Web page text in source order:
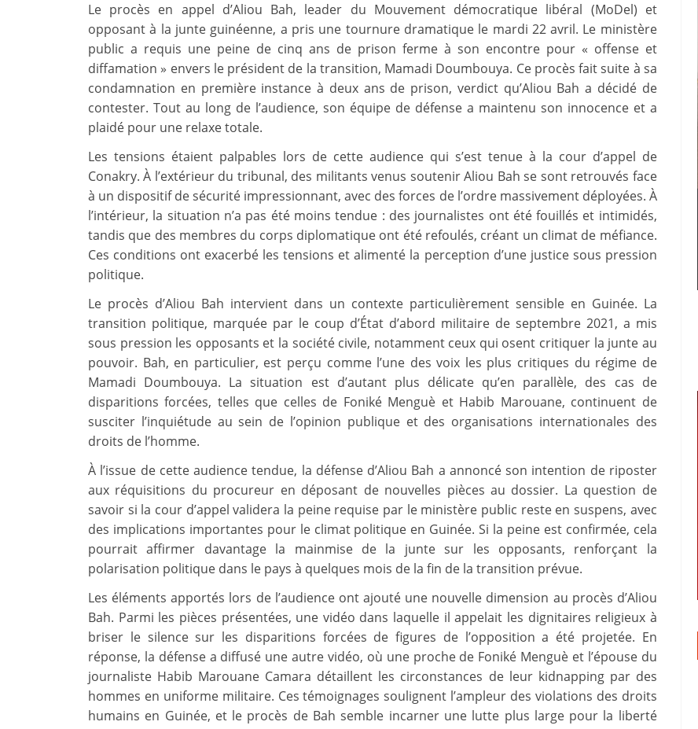
Le procès en appel d’Aliou Bah, leader du Mouvement démocratique libéral (MoDel) et
opposant à la junte guinéenne, a pris une tournure dramatique le mardi 22 avril. Le ministère
public a requis une peine de cinq ans de prison ferme à son encontre pour « offense et
diffamation » envers le président de la transition, Mamadi Doumbouya. Ce procès fait suite à sa
condamnation en première instance à deux ans de prison, verdict qu’Aliou Bah a décidé de
contester. Tout au long de l’audience, son équipe de défense a maintenu son innocence et a
plaidé pour une relaxe totale.
Les tensions étaient palpables lors de cette audience qui s’est tenue à la cour d’appel de
Conakry. À l’extérieur du tribunal, des militants venus soutenir Aliou Bah se sont retrouvés face
à un dispositif de sécurité impressionnant, avec des forces de l’ordre massivement déployées. À
l’intérieur, la situation n’a pas été moins tendue : des journalistes ont été fouillés et intimidés,
tandis que des membres du corps diplomatique ont été refoulés, créant un climat de méfiance.
Ces conditions ont exacerbé les tensions et alimenté la perception d’une justice sous pression
politique.
Le procès d’Aliou Bah intervient dans un contexte particulièrement sensible en Guinée. La
transition politique, marquée par le coup d’État d’abord militaire de septembre 2021, a mis
sous pression les opposants et la société civile, notamment ceux qui osent critiquer la junte au
pouvoir. Bah, en particulier, est perçu comme l’une des voix les plus critiques du régime de
Mamadi Doumbouya. La situation est d’autant plus délicate qu’en parallèle, des cas de
disparitions forcées, telles que celles de Foniké Menguè et Habib Marouane, continuent de
susciter l’inquiétude au sein de l’opinion publique et des organisations internationales des
droits de l’homme.
À l’issue de cette audience tendue, la défense d’Aliou Bah a annoncé son intention de riposter
aux réquisitions du procureur en déposant de nouvelles pièces au dossier. La question de
savoir si la cour d’appel validera la peine requise par le ministère public reste en suspens, avec
des implications importantes pour le climat politique en Guinée. Si la peine est confirmée, cela
pourrait affirmer davantage la mainmise de la junte sur les opposants, renforçant la
polarisation politique dans le pays à quelques mois de la fin de la transition prévue.
Les éléments apportés lors de l’audience ont ajouté une nouvelle dimension au procès d’Aliou
Bah. Parmi les pièces présentées, une vidéo dans laquelle il appelait les dignitaires religieux à
briser le silence sur les disparitions forcées de figures de l’opposition a été projetée. En
réponse, la défense a diffusé une autre vidéo, où une proche de Foniké Menguè et l’épouse du
journaliste Habib Marouane Camara détaillent les circonstances de leur kidnapping par des
hommes en uniforme militaire. Ces témoignages soulignent l’ampleur des violations des droits
humains en Guinée, et le procès de Bah semble incarner une lutte plus large pour la liberté